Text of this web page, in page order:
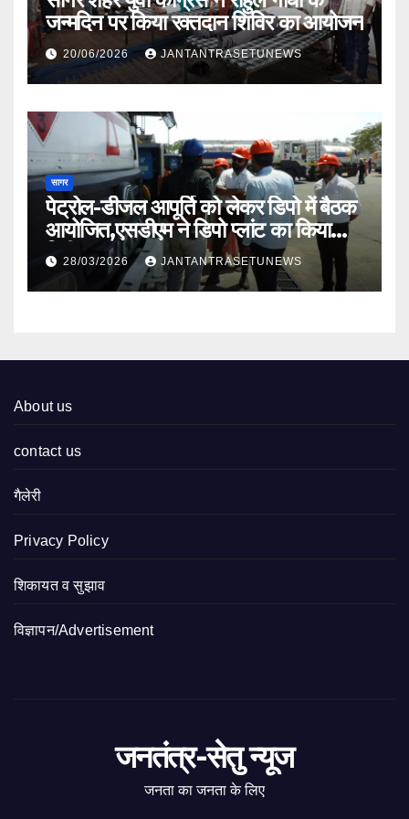
जन्मदिन पर किया रक्तदान शिविर का आयोजन
20/06/2026 JANTANTRASETUNEWS
सागर
पेट्रोल-डीजल आपूर्ति को लेकर डिपो में बैठक
आयोजित,एसडीएम ने डिपो प्लांट का किया
निरीक्षण
28/03/2026 JANTANTRASETUNEWS
About us
contact us
गैलेरी
Privacy Policy
शिकायत व सुझाव
विज्ञापन/Advertisement
जनतंत्र-सेतु न्यूज
जनता का जनता के लिए